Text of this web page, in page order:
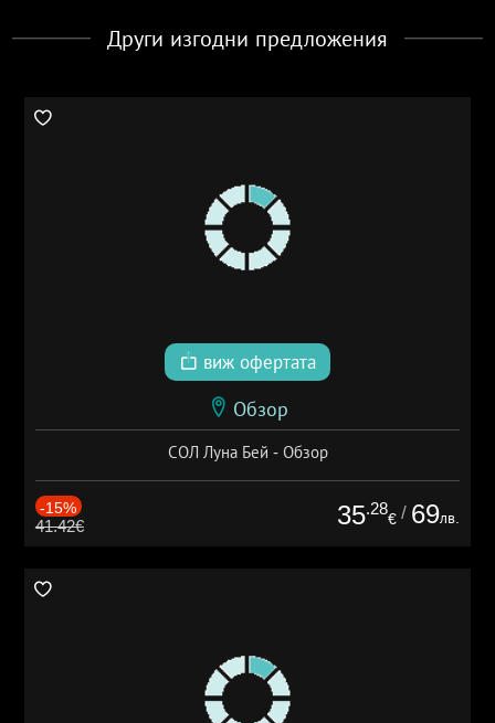
Други изгодни предложения
виж офертата
Обзор
СОЛ Луна Бей - Обзор
-15%
41.42€ 35.28
€ / 69лв.